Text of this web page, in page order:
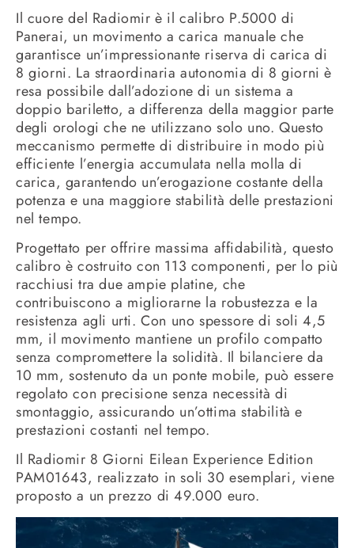
Il cuore del Radiomir è il calibro P.5000 di
Panerai, un movimento a carica manuale che
garantisce un’impressionante riserva di carica di
8 giorni. La straordinaria autonomia di 8 giorni è
resa possibile dall’adozione di un sistema a
doppio bariletto, a differenza della maggior parte
degli orologi che ne utilizzano solo uno. Questo
meccanismo permette di distribuire in modo più
efficiente l’energia accumulata nella molla di
carica, garantendo un’erogazione costante della
potenza e una maggiore stabilità delle prestazioni
nel tempo.
Progettato per offrire massima affidabilità, questo
calibro è costruito con 113 componenti, per lo più
racchiusi tra due ampie platine, che
contribuiscono a migliorarne la robustezza e la
resistenza agli urti. Con uno spessore di soli 4,5
mm, il movimento mantiene un profilo compatto
senza compromettere la solidità. Il bilanciere da
10 mm, sostenuto da un ponte mobile, può essere
regolato con precisione senza necessità di
smontaggio, assicurando un’ottima stabilità e
prestazioni costanti nel tempo.
Il Radiomir 8 Giorni Eilean Experience Edition
PAM01643, realizzato in soli 30 esemplari, viene
proposto a un prezzo di 49.000 euro.